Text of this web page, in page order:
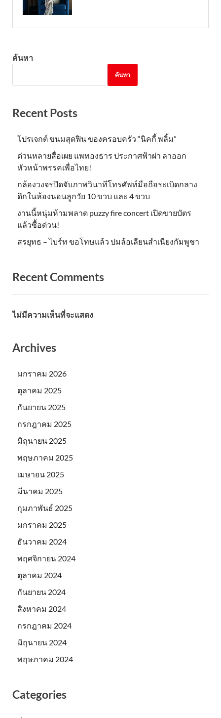
ค้นหา
ค้นหา
Recent Posts
โปรเจกต์ ขนมสุดฟิน ของครอบครัว “นิคกี้ พลิ้ม”
ด่วนหลายสื่อเผย แพทองธาร ประกาศฟ้าผ่า ลาออก
หัวหน้าพรรคเพื่อไทย!
กล้องวงจรปิดจับภาพวินาทีโทรศัพท์มือถือระเบิดกลาง
ดึกในห้องนอนลูกวัย 10 ขวบ และ 4 ขวบ
งานนี้หนุ่มห้ามพลาด puzzy fire concert เปิดขายบัตร
แล้วซื้อด่วน!
สรยุทธ – ไบร์ท ขอโทษแล้ว ปมล้อเลียนสำเนียงกัมพูชา
Recent Comments
ไม่มีความเห็นที่จะแสดง
Archives
มกราคม 2026
ตุลาคม 2025
กันยายน 2025
กรกฎาคม 2025
มิถุนายน 2025
พฤษภาคม 2025
เมษายน 2025
มีนาคม 2025
กุมภาพันธ์ 2025
มกราคม 2025
ธันวาคม 2024
พฤศจิกายน 2024
ตุลาคม 2024
กันยายน 2024
สิงหาคม 2024
กรกฎาคม 2024
มิถุนายน 2024
พฤษภาคม 2024
Categories